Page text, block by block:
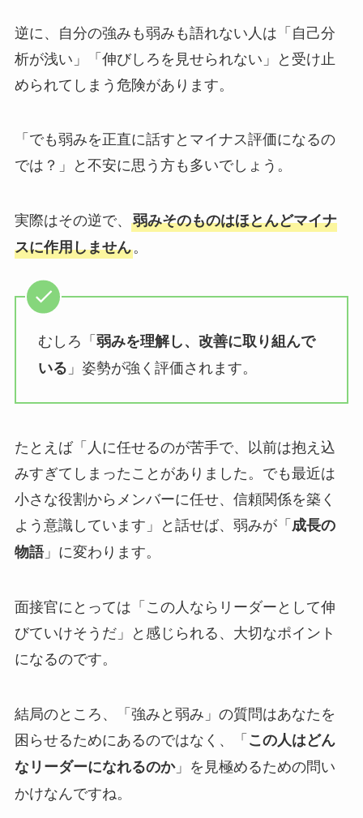
逆に、自分の強みも弱みも語れない人は「自己分
析が浅い」「伸びしろを見せられない」と受け止
められてしまう危険があります。
「でも弱みを正直に話すとマイナス評価になるの
では？」と不安に思う方も多いでしょう。
実際はその逆で、 弱みそのものはほとんどマイナ
スに作用しません。
むしろ「弱みを理解し、改善に取り組んで
いる 」姿勢が強く評価されます。
たとえば「人に任せるのが苦手で、以前は抱え込
みすぎてしまったことがありました。でも最近は
小さな役割からメンバーに任せ、信頼関係を築く
よう意識しています」と話せば、弱みが「成長の
物語」に変わります。
面接官にとっては「この人ならリーダーとして伸
びていけそうだ」と感じられる、大切なポイント
になるのです。
結局のところ、「強みと弱み」の質問はあなたを
困らせるためにあるのではなく、「この人はどん
なリーダーになれるのか」を見極めるための問い
かけなんですね。